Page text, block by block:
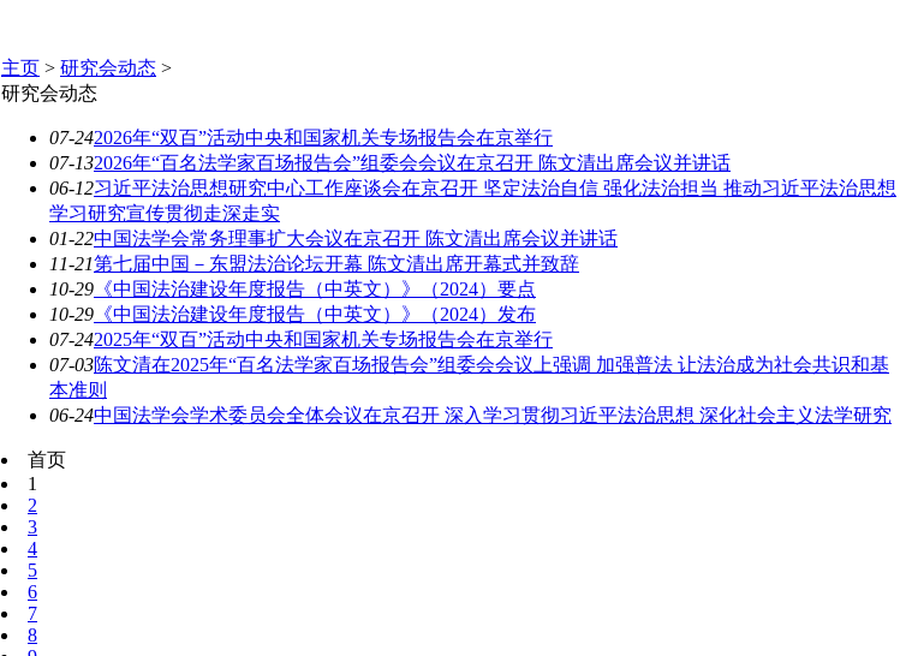
主页 > 研究会动态 >
研究会动态
07-242026年“双百”活动中央和国家机关专场报告会在京举行
07-132026年“百名法学家百场报告会”组委会会议在京召开 陈文清出席会议并讲话
06-12习近平法治思想研究中心工作座谈会在京召开 坚定法治自信 强化法治担当 推动习近平法治思想
学习研究宣传贯彻走深走实
01-22中国法学会常务理事扩大会议在京召开 陈文清出席会议并讲话
11-21第七届中国－东盟法治论坛开幕 陈文清出席开幕式并致辞
10-29 《中国法治建设年度报告（中英文）》（2024）要点
10-29 《中国法治建设年度报告（中英文）》（2024）发布
07-242025年“双百”活动中央和国家机关专场报告会在京举行
07-03陈文清在2025年“百名法学家百场报告会”组委会会议上强调 加强普法 让法治成为社会共识和基
本准则
06-24中国法学会学术委员会全体会议在京召开 深入学习贯彻习近平法治思想 深化社会主义法学研究
首页
1
2
3
4
5
6
7
8